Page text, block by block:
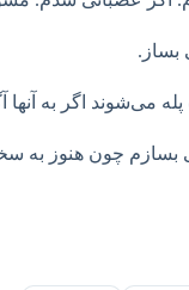
بساز.
می‌شوند اگر به آنها
بسازم چون هنوز